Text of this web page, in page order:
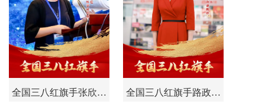
全国三八红旗手张欣… 全国三八红旗手路政…